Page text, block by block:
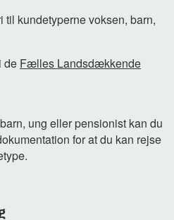
til kundetyperne voksen, barn,
de Fælles Landsdækkende
ung eller pensionist kan du
for at du kan rejse